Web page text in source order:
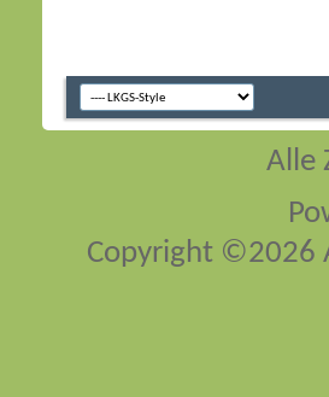
Alle
Copyright ©2026